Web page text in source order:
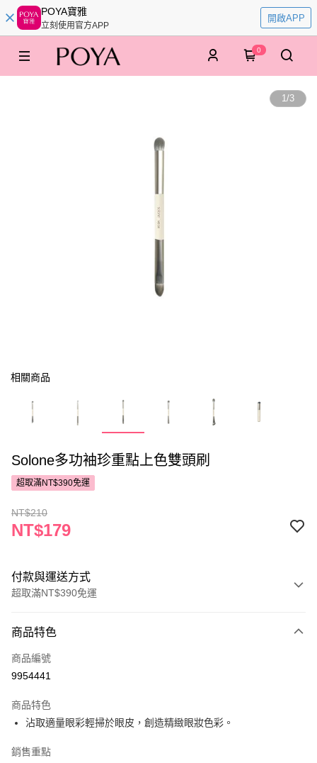
POYA寶雅
立刻使用官方APP
開啟APP
0
1/3
相關商品
Solone多功袖珍重點上色雙頭刷
超取滿NT$390免運
NT$210
NT$179
付款與運送方式
超取滿NT$390免運
POYA支付
信用卡一次付款
LINE Pay
Apple Pay
商品特色
商品編號
9954441
商品特色
沾取適量眼彩輕掃於眼皮，創造精緻眼妝色彩。
銷售重點